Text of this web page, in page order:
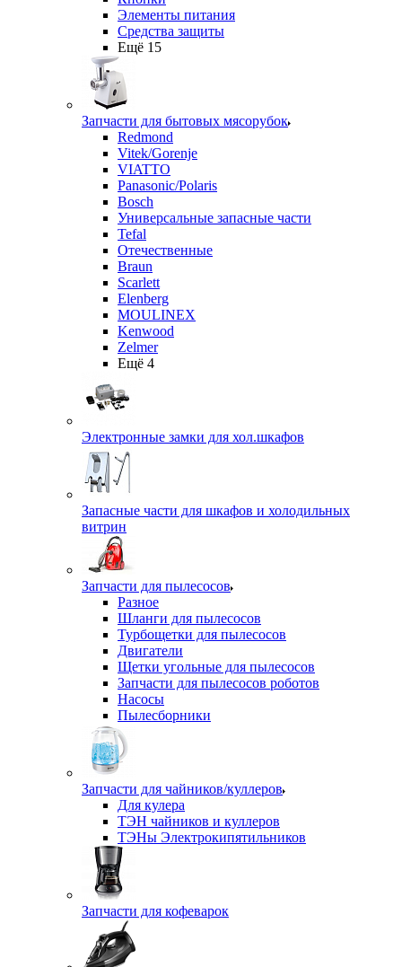
Элементы питания
Средства защиты
Ещё 15
Запчасти для бытовых мясорубок
Redmond
Vitek/Gorenje
VIATTO
Panasonic/Polaris
Bosch
Универсальные запасные части
Tefal
Отечественные
Braun
Scarlett
Elenberg
MOULINEX
Kenwood
Zelmer
Ещё 4
Электронные замки для хол.шкафов
Запасные части для шкафов и холодильных
витрин
Запчасти для пылесосов
Разное
Шланги для пылесосов
Турбощетки для пылесосов
Двигатели
Щетки угольные для пылесосов
Запчасти для пылесосов роботов
Насосы
Пылесборники
Запчасти для чайников/куллеров
Для кулера
ТЭН чайников и куллеров
ТЭНы Электрокипятильников
Запчасти для кофеварок